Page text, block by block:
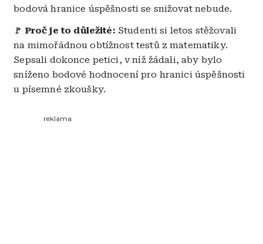
bodová hranice úspěšnosti se snižovat nebude.
🚩 Proč je to důležité: Studenti si letos stěžovali
na mimořádnou obtížnost testů z matematiky.
Sepsali dokonce petici, v níž žádali, aby bylo
sníženo bodové hodnocení pro hranici úspěšnosti
u písemné zkoušky.
reklama